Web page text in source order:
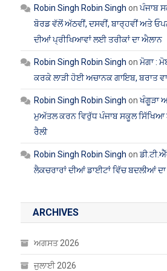
Robin Singh Robin Singh onਪੰਜਾਬ
ਬੋਰਡ ਵੱਲੋਂ ਅੱਠਵੀਂ, ਦਸਵੀਂ, ਬਾਰ੍ਹਵੀਂ ਅਤੇ
ਦੀਆਂ ਪ੍ਰੀਖਿਆਵਾਂ ਲਈ ਤਰੀਕਾਂ ਦਾ ਐਲਾਨ
Robin Singh Robin Singh onਮੋਗਾ :
ਕਰਕੇ ਲਾੜੀ ਹੋਈ ਅਚਾਨਕ ਗਾਇਬ, ਬਰਾਤ
Robin Singh Robin Singh onਖੰਗੂੜਾ
ਮੁਅੱਤਲ ਕਰਨ ਵਿਰੁੱਧ ਪੰਜਾਬ ਸਕੂਲ ਸਿੱਖਿਆ
ਰੈਲੀ
Robin Singh Robin Singh on
ਲੈਕਚਰਾਰਾਂ ਦੀਆਂ ਡਾਈਟਾਂ ਵਿੱਚ ਬਦਲੀਆਂ
ARCHIVES
ਅਗਸਤ 2026
ਜੁਲਾਈ 2026